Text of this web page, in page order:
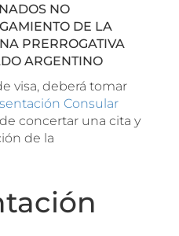
NO
DE LA
PRERROGATIVA
ARGENTINO
visa, deberá tomar
Consular
concertar una cita y
de la